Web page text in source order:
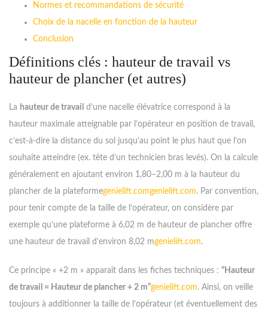
Normes et recommandations de sécurité
Choix de la nacelle en fonction de la hauteur
Conclusion
Définitions clés : hauteur de travail vs
hauteur de plancher (et autres)
La hauteur de travail d’une nacelle élévatrice correspond à la
hauteur maximale atteignable par l’opérateur en position de travail,
c’est-à-dire la distance du sol jusqu’au point le plus haut que l’on
souhaite atteindre (ex. tête d’un technicien bras levés). On la calcule
généralement en ajoutant environ 1,80–2,00 m à la hauteur du
plancher de la plateformegenielift.comgenielift.com. Par convention,
pour tenir compte de la taille de l’opérateur, on considère par
exemple qu’une plateforme à 6,02 m de hauteur de plancher offre
une hauteur de travail d’environ 8,02 mgenielift.com.
Ce principe « +2 m » apparaît dans les fiches techniques : “Hauteur
de travail = Hauteur de plancher + 2 m”genielift.com. Ainsi, on veille
toujours à additionner la taille de l’opérateur (et éventuellement des